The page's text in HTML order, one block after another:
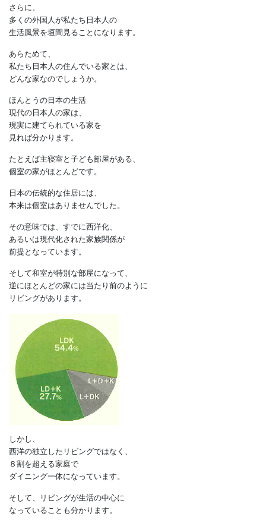
地方の穴場に
訪れる人も増えています。
さらに、
多くの外国人が私たち日本人の
生活風景を垣間見ることになります。
あらためて、
私たち日本人の住んでいる家とは、
どんな家なのでしょうか。
ほんとうの日本の生活
現代の日本人の家は、
見れば分かります。
個室の家がほとんどです。
日本の伝統的な住居には、
本来は個室はありませんでした。
その意味では、すでに西洋化、
前提となっています。
そして和室が特別な部屋になって、
逆にほとんどの家には当たり前のように
リビングがあります。